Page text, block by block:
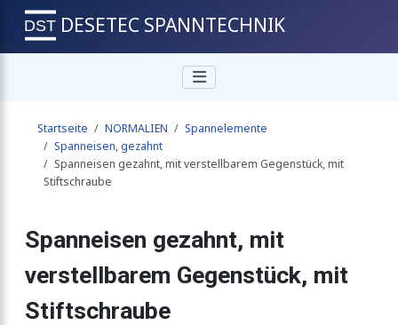
Gegenstück, mit Schraube für T-Nuten
Gegenstück, mit Stiftschraube mit Innensechskant
DESETEC SPANNTECHNIK
Startseite NORMALIEN
Spannelemente
Spanneisen, gezahnt
Spanneisen gezahnt, mit verstellbarem Gegenstück, mit
Stiftschraube
Spanneisen gezahnt, mit
verstellbarem Gegenstück, mit
Stiftschraube